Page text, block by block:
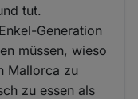
tut.
Generation
müssen, wieso
Mallorca zu
zu essen als